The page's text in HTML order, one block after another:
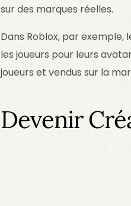
sur des marques réelles.
Dans Roblox, par exemple,
les joueurs pour leurs
joueurs et vendus sur la
Devenir